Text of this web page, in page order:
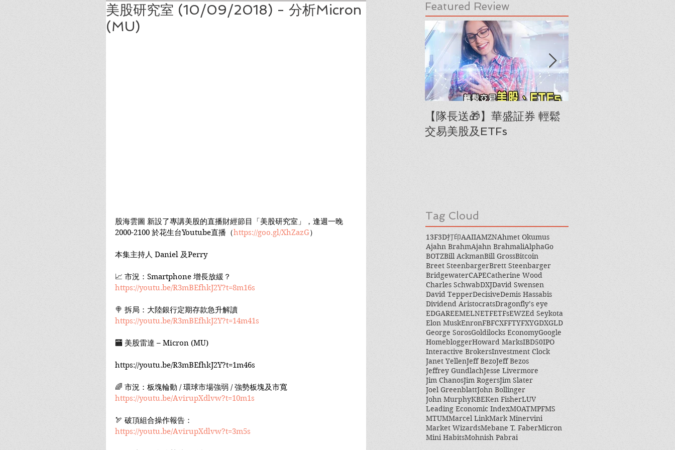
美股研究室 (10/09/2018) - 分析Micron
(MU)
股海雲圖 新設了專講美股的直播財經節目「美股研究室」，逢週一晚
2000-2100 於花生台Youtube直播（https://goo.gl/XhZazG）
本集主持人 Daniel 及Perry
📈 市況：Smartphone 增長放緩？
https://youtu.be/R3mBEfhkJ2Y?t=8m16s
🍭 拆局：大陸銀行定期存款急升解讀
https://youtu.be/R3mBEfhkJ2Y?t=14m41s
🏧 美股雷達 – Micron (MU)
https://youtu.be/R3mBEfhkJ2Y?t=1m46s
🌈 市況：板塊輪動 / 環球市場強弱 / 強勢板塊及市寬
https://youtu.be/AvirupXdlvw?t=10m1s
🏹 破頂組合操作報告：
https://youtu.be/AvirupXdlvw?t=3m5s
Featured Review
【隊長送🎁】華盛証券 輕鬆
交易美股及ETFs
Tag Cloud
13F3D打印AAIIAMZNAhmet Okumus
Ajahn BrahmAjahn BrahmaliAlphaGo
BOTZBill AckmanBill GrossBitcoin
Breet SteenbargerBrett Steenbarger
BridgewaterCAPECatherine Wood
Charles SchwabDXJDavid Swensen
David TepperDecisiveDemis Hassabis
Dividend AristocratsDragonfly’s eye
EDGAREEMELNETFETFsEWZEd Seykota
Elon MuskEnronFBFCXFFTYFXYGDXGLD
George SorosGoldilocks EconomyGoogle
HomebloggerHoward MarksIBD50IPO
Interactive BrokersInvestment Clock
Janet YellenJeff BezoJeff Bezos
Jeffrey GundlachJesse Livermore
Jim ChanosJim RogersJim Slater
Joel GreenblattJohn Bollinger
John MurphyKBEKen FisherLUV
Leading Economic IndexMOATMPFMS
MTUMMarcel LinkMark Minervini
Market WizardsMebane T. FaberMicron
Mini HabitsMohnish Pabrai